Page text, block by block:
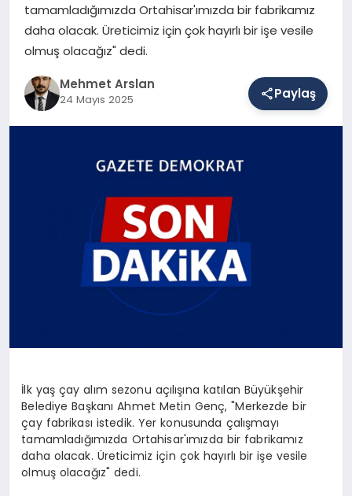
SAĞLIK
EĞITIM
tamamladığımızda Ortahisar'ımızda bir fabrikamız
daha olacak. Üreticimiz için çok hayırlı bir işe vesile
olmuş olacağız" dedi.
Mehmet Arslan
24 Mayıs 2025 Paylaş
İlk yaş çay alım sezonu açılışına katılan Büyükşehir
Belediye Başkanı Ahmet Metin Genç, "Merkezde bir
çay fabrikası istedik. Yer konusunda çalışmayı
tamamladığımızda Ortahisar'ımızda bir fabrikamız
daha olacak. Üreticimiz için çok hayırlı bir işe vesile
olmuş olacağız" dedi.